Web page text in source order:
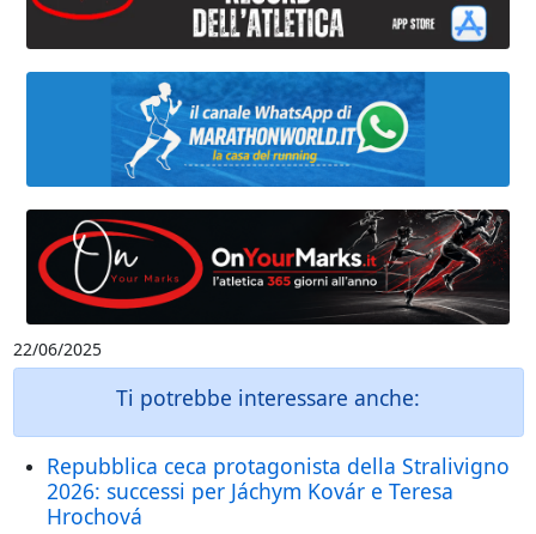
22/06/2025
Ti potrebbe interessare anche:
Repubblica ceca protagonista della Stralivigno
2026: successi per Jáchym Kovár e Teresa
Hrochová